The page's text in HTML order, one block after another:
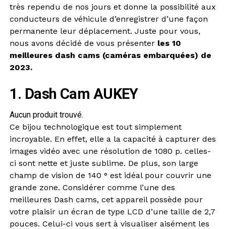
très rependu de nos jours et donne la possibilité aux
conducteurs de véhicule d’enregistrer d’une façon
permanente leur déplacement. Juste pour vous,
nous avons décidé de vous présenter les 10
meilleures dash cams (caméras embarquées) de
2023.
1. Dash Cam AUKEY
Aucun produit trouvé.
Ce bijou technologique est tout simplement
incroyable. En effet, elle a la capacité à capturer des
images vidéo avec une résolution de 1080 p. celles-
ci sont nette et juste sublime. De plus, son large
champ de vision de 140 ° est idéal pour couvrir une
grande zone. Considérer comme l’une des
meilleures Dash cams, cet appareil possède pour
votre plaisir un écran de type LCD d’une taille de 2,7
pouces. Celui-ci vous sert à visualiser aisément les